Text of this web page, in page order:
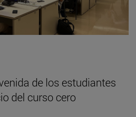
de los estudiantes
del curso cero